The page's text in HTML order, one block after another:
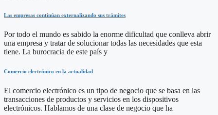
Las empresas continúan externalizando sus trámites
Por todo el mundo es sabido la enorme dificultad que conlleva abrir
una empresa y tratar de solucionar todas las necesidades que esta
tiene. La burocracia de este país y
Comercio electrónico en la actualidad
El comercio electrónico es un tipo de negocio que se basa en las
transacciones de productos y servicios en los dispositivos
electrónicos. Hablamos de una clase de negocio que ha